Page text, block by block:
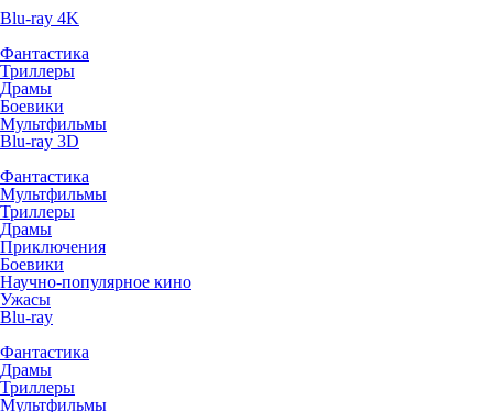
Blu-ray 4K
Фантастика
Триллеры
Драмы
Боевики
Мультфильмы
Blu-ray 3D
Фантастика
Мультфильмы
Триллеры
Драмы
Приключения
Боевики
Научно-популярное кино
Ужасы
Blu-ray
Фантастика
Драмы
Триллеры
Мультфильмы